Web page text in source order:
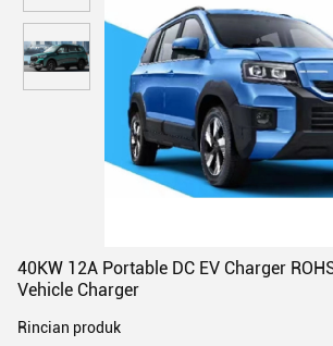
40KW 12A Portable DC EV Charger
Vehicle Charger
Rincian produk